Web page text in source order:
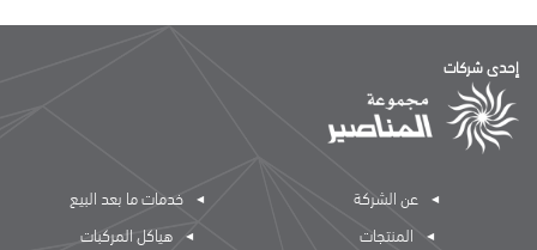
إحدى شركات
عن الشركة
المنتجات
خدمات ما بعد البيع
هياكل المركبات